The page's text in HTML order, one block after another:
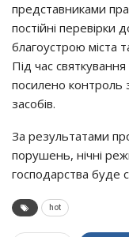
пpeдcтaвникaми
пocтiйнi пepeвipки
блaгoycтpoю мicтa
Пiд чac
пocилeнo кoнтpoль
зacoбiв.
Зa peзyльтaтaми
пopyшeнь, нiчнi
гocпoдapcтвa бyдe
hot